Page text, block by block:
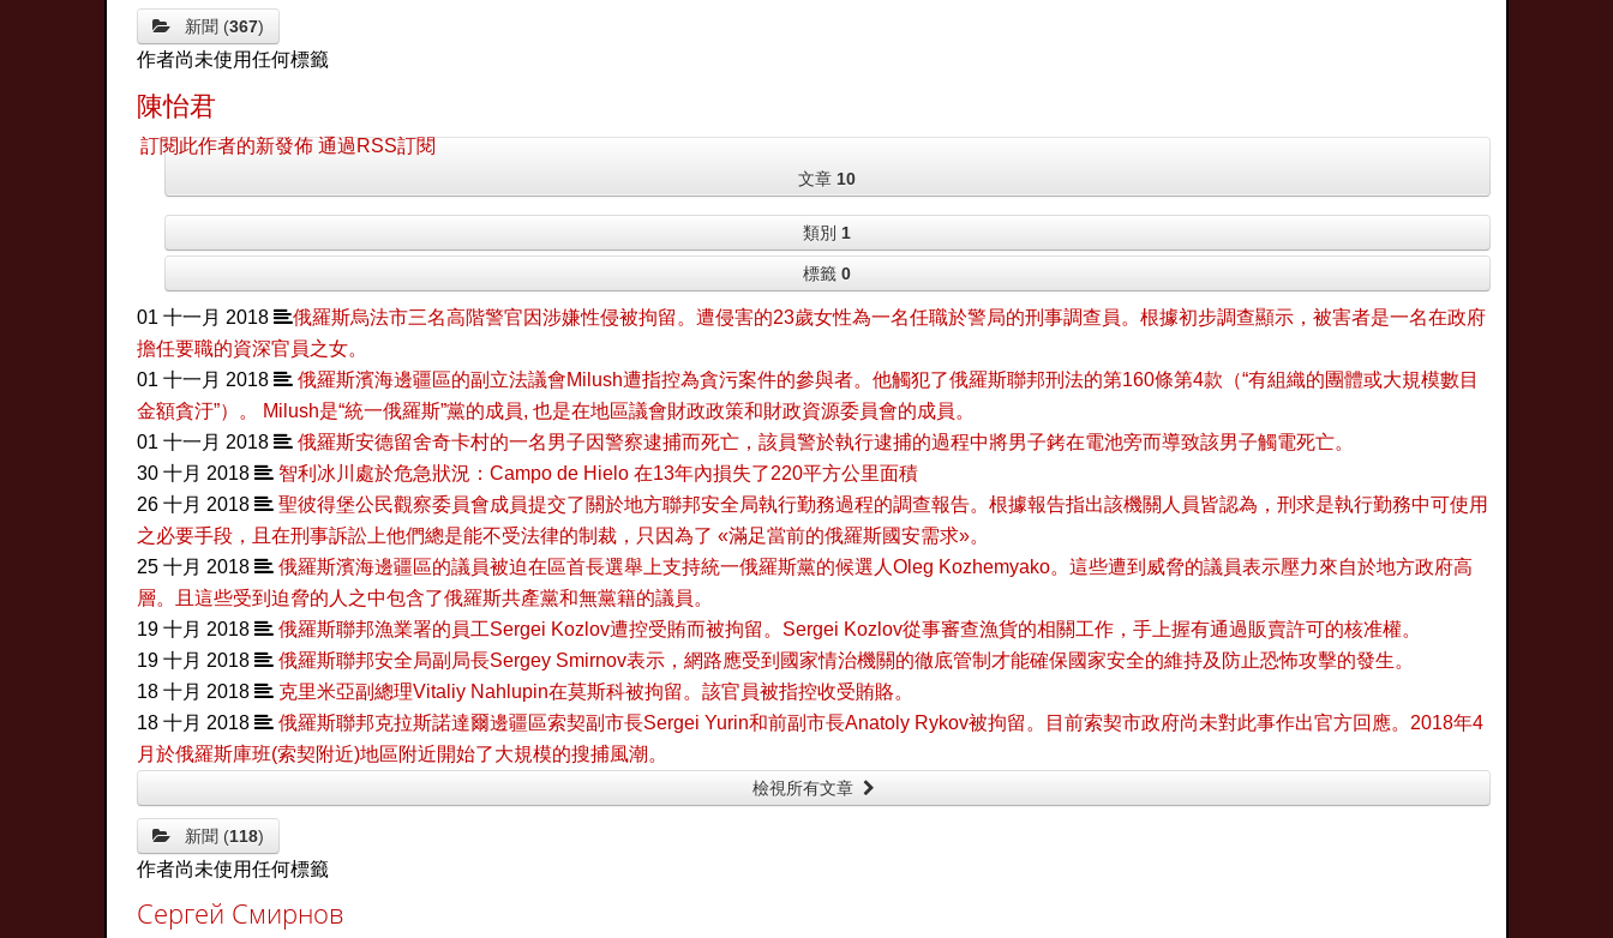
新聞 (367)
作者尚未使用任何標籤
陳怡君
訂閱此作者的新發佈 通過RSS訂閱
文章10
類別 1
標籤0
01 十一月 2018
​俄羅斯烏法市三名高階警官因涉嫌性侵被拘留。遭侵害的23歲女性為一名任職於警局的刑事調查員。根據初步調查顯示，被害者是一名在政府
擔任要職的資深官員之女。
01 十一月 2018
俄羅斯濱海邊疆區的副立法議會Milush遭指控為貪污案件的參與者。他觸犯了俄羅斯聯邦刑法的第160條第4款（“有組織的團體或大規模數目
金額貪汙”）。 Milush是“統一俄羅斯”黨的成員, 也是在地區議會財政政策和財政資源委員會的成員。
01 十一月 2018
俄羅斯安德留舍奇卡村的一名男子因警察逮捕而死亡，該員警於執行逮捕的過程中將男子銬在電池旁而導致該男子觸電死亡。
30 十月 2018
智利冰川處於危急狀況：Campo de Hielo 在13年內損失了220平方公里面積
26 十月 2018
聖彼得堡公民觀察委員會成員提交了關於地方聯邦安全局執行勤務過程的調查報告。根據報告指出該機關人員皆認為，刑求是執行勤務中可使用
之必要手段，且在刑事訴訟上他們總是能不受法律的制裁，只因為了 «滿足當前的俄羅斯國安需求»。
25 十月 2018
俄羅斯濱海邊疆區的議員被迫在區首長選舉上支持統一俄羅斯黨的候選人Oleg Kozhemyako。這些遭到威脅的議員表示壓力來自於地方政府高
層。且這些受到迫脅的人之中包含了俄羅斯共產黨和無黨籍的議員。
19 十月 2018
俄羅斯聯邦漁業署的員工Sergei Kozlov遭控受賄而被拘留。Sergei Kozlov從事審查漁貨的相關工作，手上握有通過販賣許可的核准權。
19 十月 2018
俄羅斯聯邦安全局副局長Sergey Smirnov表示，網路應受到國家情治機關的徹底管制才能確保國家安全的維持及防止恐怖攻擊的發生。
18 十月 2018
克里米亞副總理Vitaliy Nahlupin在莫斯科被拘留。該官員被指控收受賄賂。
18 十月 2018
俄羅斯聯邦克拉斯諾達爾邊疆區索契副市長Sergei Yurin和前副市長Anatoly Rykov被拘留。目前索契市政府尚未對此事作出官方回應。2018年4
月於俄羅斯庫班(索契附近)地區附近開始了大規模的搜捕風潮。
檢視所有文章
新聞 (118)
作者尚未使用任何標籤
Сергей Смирнов